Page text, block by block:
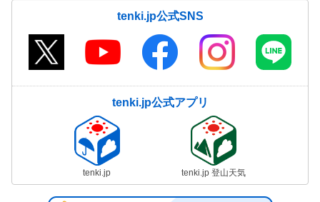
tenki.jp公式SNS
tenki.jp公式アプリ
tenki.jp tenki.jp 登山天気